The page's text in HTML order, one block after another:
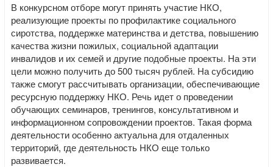
В конкурсном отборе могут принять участие НКО,
реализующие проекты по профилактике социального
сиротства, поддержке материнства и детства, повышению
качества жизни пожилых, социальной адаптации
инвалидов и их семей и другие подобные проекты. На эти
цели можно получить до 500 тысяч рублей. На субсидию
также смогут рассчитывать организации, обеспечивающие
ресурсную поддержку НКО. Речь идет о проведении
обучающих семинаров, тренингов, консультативном и
информационном сопровождении проектов. Такая форма
деятельности особенно актуальна для отдаленных
территорий, где деятельность НКО еще только
развивается.